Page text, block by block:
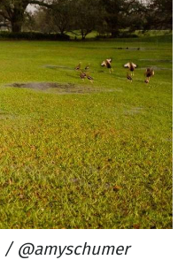
@amyschumer